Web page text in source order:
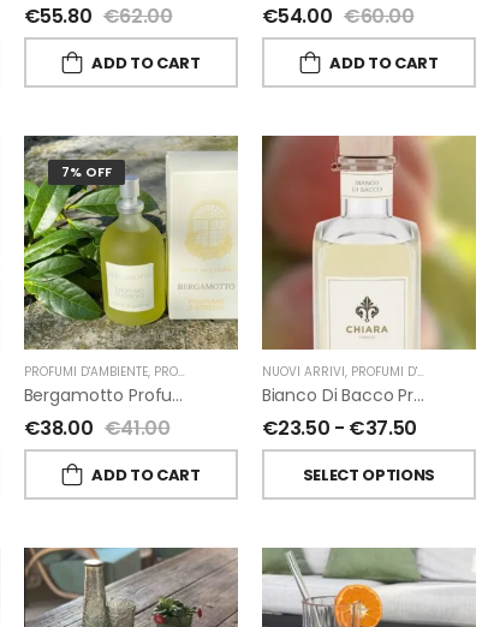
€55.80 €62.00
ADD TO CART
€54.00 €60.00
ADD TO CART
7% OFF
PROFUMI D'AMBIENTE, PROFUMI D'AMBIENTE FIORIRA' UN GIARDINO ,FIORIRA'
Bergamotto Profumo D’ambiente Di Fiorirà Un Giardino
€38.00 €41.00
ADD TO CART
NUOVI ARRIVI, PROFUMI D'AMBIENTE
Bianco Di Bacco Profumatori Per Ambiente A Bastoncini Di Chiara Firenze
€23.50 - €37.50
SELECT OPTIONS